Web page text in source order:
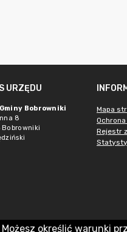
URZĘDU
Bobrowniki
8
Mapa
Rejestr
Możesz określić warunki